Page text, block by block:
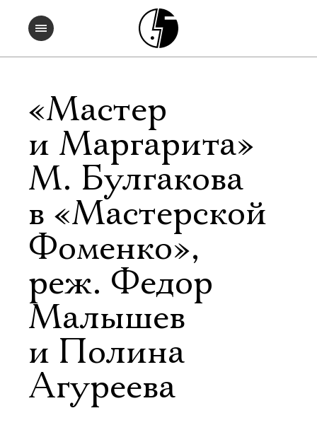
«Мастер
и Маргарита»
М. Булгакова
в «Мастерской
Фоменко»,
реж. Федор
Малышев
и Полина
Агуреева